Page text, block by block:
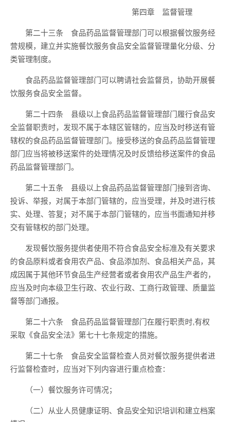
第四章 监督管理
第二十三条 食品药品监督管理部门可以根据餐饮服务经
营规模，建立并实施餐饮服务食品安全监督管理量化分级、分
类管理制度。
食品药品监督管理部门可以聘请社会监督员，协助开展餐
饮服务食品安全监督。
第二十四条 县级以上食品药品监督管理部门履行食品安
全监督职责时，发现不属于本辖区管辖的，应当及时移送有管
辖权的食品药品监督管理部门。接受移送的食品药品监督管理
部门应当将被移送案件的处理情况及时反馈给移送案件的食品
药品监督管理部门。
第二十五条 县级以上食品药品监督管理部门接到咨询、
投诉、举报，对属于本部门管辖的，应当受理，并及时进行核
实、处理、答复；对不属于本部门管辖的，应当书面通知并移
交有管辖权的部门处理。
发现餐饮服务提供者使用不符合食品安全标准及有关要求
的食品原料或者食用农产品、食品添加剂、食品相关产品，其
成因属于其他环节食品生产经营者或者食用农产品生产者的，
应当及时向本级卫生行政、农业行政、工商行政管理、质量监
督等部门通报。
第二十六条 食品药品监督管理部门在履行职责时,有权
采取《食品安全法》第七十七条规定的措施。
第二十七条 食品安全监督检查人员对餐饮服务提供者进
行监督检查时，应当对下列内容进行重点检查：
（一）餐饮服务许可情况；
（二）从业人员健康证明、食品安全知识培训和建立档案